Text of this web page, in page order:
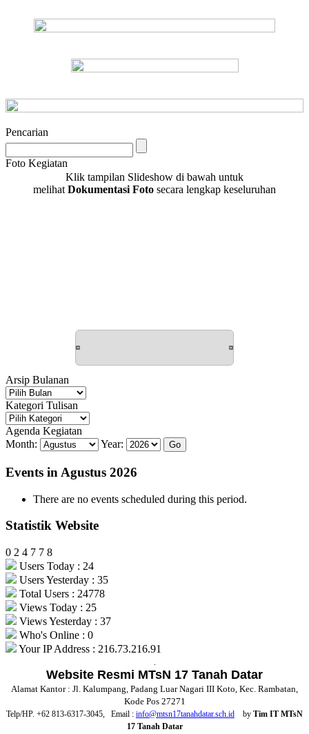
Pencarian
Foto Kegiatan
Klik tampilan Slideshow di bawah untuk
melihat Dokumentasi Foto secara lengkap keseluruhan
Arsip Bulanan
Arsip
Bulanan
Kategori Tulisan
Kategori
Tulisan
Agenda Kegiatan
Month:
Year:
Events in Agustus 2026
There are no events scheduled during this period.
Statistik Website
0 2 4 7 7 8
Users Today : 24
Users Yesterday : 35
Total Users : 24778
Views Today : 25
Views Yesterday : 37
Who's Online : 0
Your IP Address : 216.73.216.91
Website Resmi MTsN 17 Tanah Datar
Alamat Kantor : Jl. Kalumpang, Padang Luar Nagari III Koto, Kec. Rambatan,
Kode Pos 27271
Telp/HP. +62 813-6317-3045, Email : info@mtsn17tanahdatar.sch.id by Tim IT MTsN
17 Tanah Datar